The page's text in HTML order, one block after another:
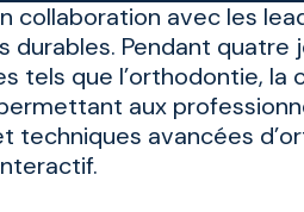
collaboration avec les
Pendant quatre
tels que l’orthodontie, la
aux
techniques avancées